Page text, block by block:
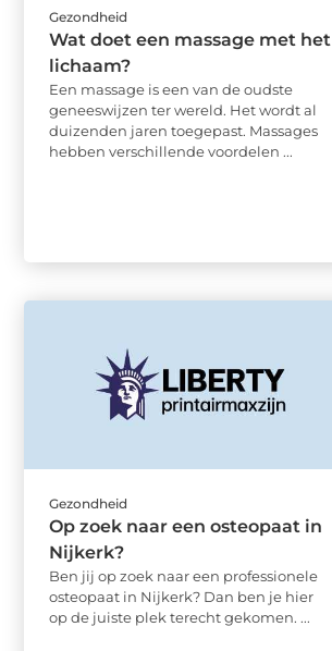
Gezondheid
Wat doet een massage met het
lichaam?
Een massage is een van de oudste
geneeswijzen ter wereld. Het wordt al
duizenden jaren toegepast. Massages
hebben verschillende voordelen ...
Gezondheid
Op zoek naar een osteopaat in
Nijkerk?
Ben jij op zoek naar een professionele
osteopaat in Nijkerk? Dan ben je hier
op de juiste plek terecht gekomen. ...